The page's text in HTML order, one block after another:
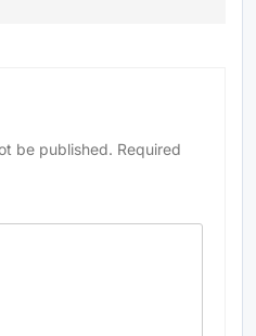
be published. Required